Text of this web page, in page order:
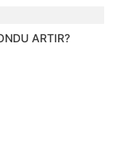
ARTIR?